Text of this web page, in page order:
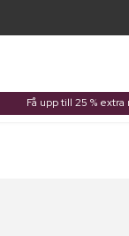
Få upp till 25 % extra